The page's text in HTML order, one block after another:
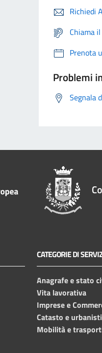
Richiedi
Chiama
Prenota
Problemi
Segnala
CATEGORIE DI
Anagrafe e stato
Vita lavorativa
Imprese e
Catasto e
Mobilità e